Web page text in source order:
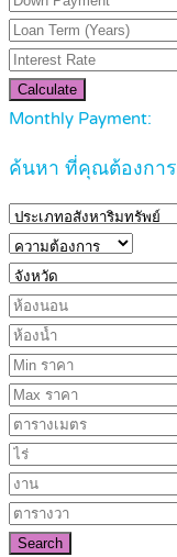
Calculate
Monthly Payment:
ค้นหา ที่คุณต้องการ
Search